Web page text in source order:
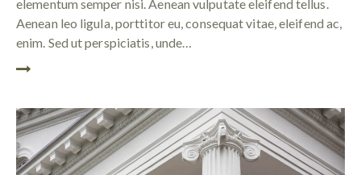
elementum semper nisi. Aenean vulputate eleifend tellus.
Aenean leo ligula, porttitor eu, consequat vitae, eleifend ac,
enim. Sed ut perspiciatis, unde…